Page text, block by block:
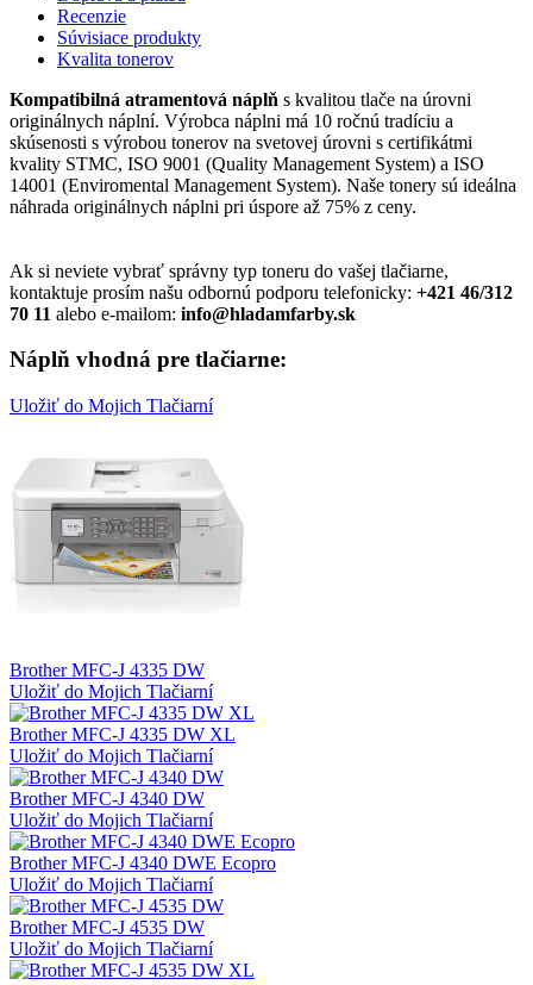
Recenzie
Súvisiace produkty
Kvalita tonerov
Kompatibilná atramentová náplň s kvalitou tlače na úrovni
originálnych náplní. Výrobca náplni má 10 ročnú tradíciu a
skúsenosti s výrobou tonerov na svetovej úrovni s certifikátmi
kvality STMC, ISO 9001 (Quality Management System) a ISO
14001 (Enviromental Management System). Naše tonery sú ideálna
náhrada originálnych náplni pri úspore až 75% z ceny.
Ak si neviete vybrať správny typ toneru do vašej tlačiarne,
kontaktuje prosím našu odbornú podporu telefonicky: +421 46/312
70 11 alebo e-mailom: info@hladamfarby.sk
Náplň vhodná pre tlačiarne:
Uložiť do Mojich Tlačiarní
Brother MFC-J 4335 DW
Uložiť do Mojich Tlačiarní
Brother MFC-J 4335 DW XL
Uložiť do Mojich Tlačiarní
Brother MFC-J 4340 DW
Uložiť do Mojich Tlačiarní
Brother MFC-J 4340 DWE Ecopro
Uložiť do Mojich Tlačiarní
Brother MFC-J 4535 DW
Uložiť do Mojich Tlačiarní